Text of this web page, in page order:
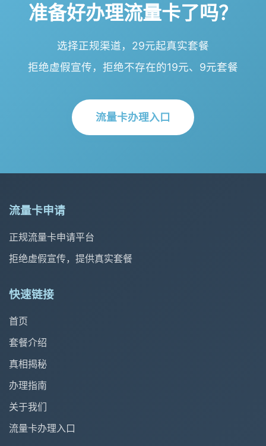
准备好办理流量卡了吗？
选择正规渠道，29元起真实套餐
拒绝虚假宣传，拒绝不存在的19元、9元套餐
流量卡办理入口
流量卡申请
正规流量卡申请平台
拒绝虚假宣传，提供真实套餐
快速链接
首页
套餐介绍
真相揭秘
办理指南
关于我们
流量卡办理入口